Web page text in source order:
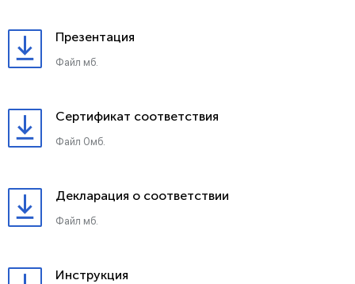
Презентация
Файл мб.
Сертификат соответствия
Файл 0мб.
Декларация о соответствии
Файл мб.
Инструкция